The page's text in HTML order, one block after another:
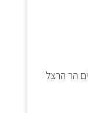
הר הרצל